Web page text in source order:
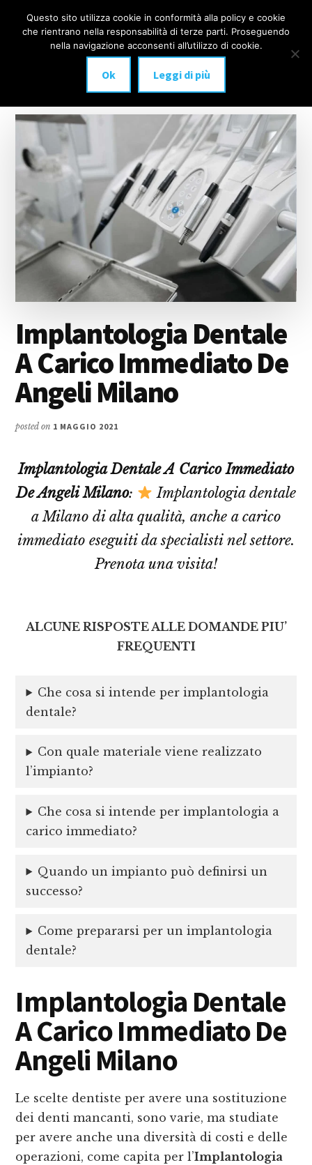
Additional
menu
IMPLANTOLOGIA
DENTALE
anche
carico
immediato!
Menu
Implantologia Dentale
A Carico Immediato De
Angeli Milano
posted on 1 MAGGIO 2021
Implantologia Dentale A Carico Immediato
De Angeli Milano:
Implantologia dentale
a Milano di alta qualità, anche a carico
immediato eseguiti da specialisti nel settore.
Prenota una visita!
ALCUNE RISPOSTE ALLE DOMANDE PIU’
FREQUENTI
Che cosa si intende per implantologia
dentale?
Con quale materiale viene realizzato
l’impianto?
Che cosa si intende per implantologia a
carico immediato?
Quando un impianto può definirsi un
successo?
Come prepararsi per un implantologia
dentale?
Implantologia Dentale
A Carico Immediato De
Angeli Milano
Le scelte dentiste per avere una sostituzione
dei denti mancanti, sono varie, ma studiate
per avere anche una diversità di costi e delle
operazioni, come capita per l’Implantologia
Questo sito utilizza cookie in conformità alla policy e cookie
che rientrano nella responsabilità di terze parti. Proseguendo
nella navigazione acconsenti all’utilizzo di cookie.
Ok Leggi di più